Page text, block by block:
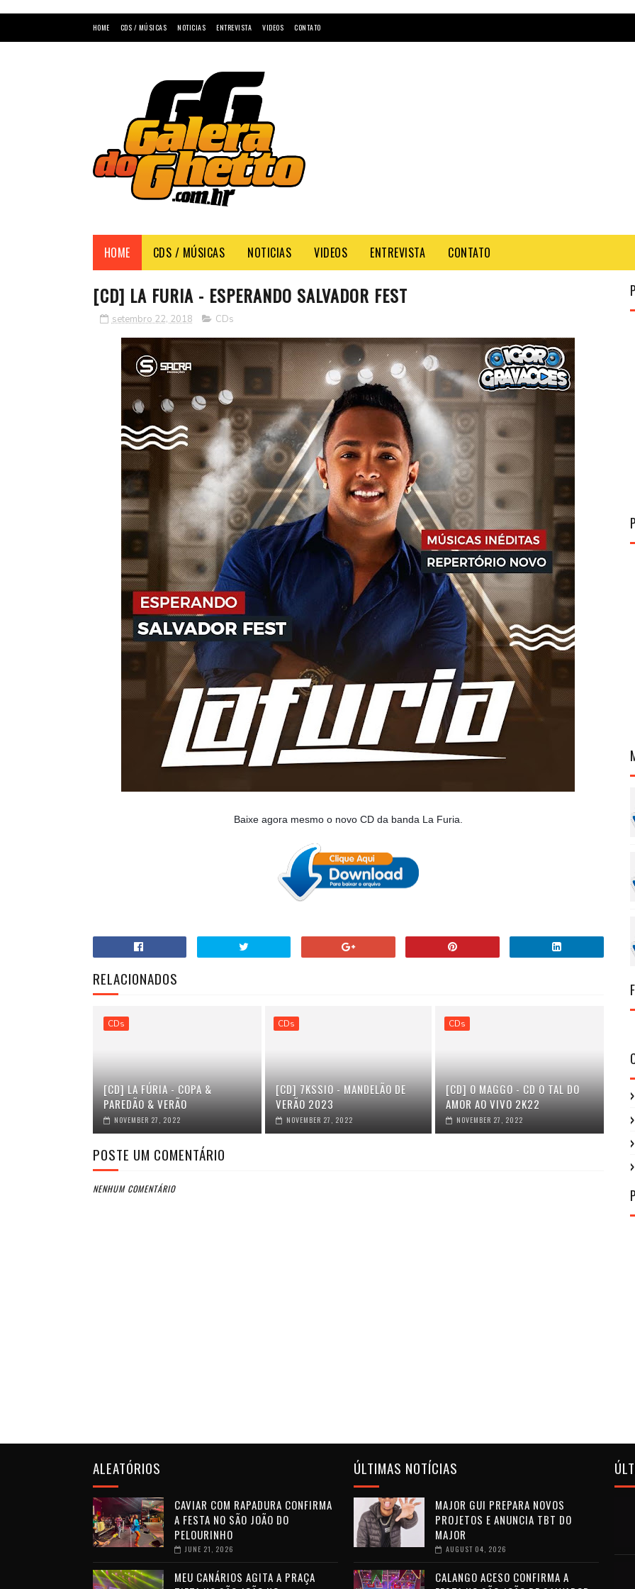
HOME CDS / MÚSICAS NOTICIAS ENTREVISTA VIDEOS CONTATO
HOME CDS / MÚSICAS NOTICIAS VIDEOS ENTREVISTA CONTATO
[CD] LA FURIA - ESPERANDO SALVADOR FEST
setembro 22, 2018 CDs
Baixe agora mesmo o novo CD da banda La Furia.
RELACIONADOS
CDs
[CD] LA FÚRIA - COPA &
PAREDÃO & VERÃO
NOVEMBER 27, 2022
CDs
[CD] 7KSSIO - MANDELÃO DE
VERÃO 2023
NOVEMBER 27, 2022
CDs
[CD] O MAGGO - CD O TAL DO
AMOR AO VIVO 2K22
NOVEMBER 27, 2022
POSTE UM COMENTÁRIO
NENHUM COMENTÁRIO
ALEATÓRIOS
CAVIAR COM RAPADURA CONFIRMA
A FESTA NO SÃO JOÃO DO
PELOURINHO
JUNE 21, 2026
MEU CANÁRIOS AGITA A PRAÇA
ÚLTIMAS NOTÍCIAS
MAJOR GUI PREPARA NOVOS
PROJETOS E ANUNCIA TBT DO
MAJOR
AUGUST 04, 2026
CALANGO ACESO CONFIRMA A